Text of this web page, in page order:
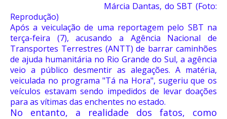
Márcia Dantas, do SBT (Foto:
Reprodução)
Após a veiculação de uma reportagem pelo SBT na
terça-feira (7), acusando a Agência Nacional de
Transportes Terrestres (ANTT) de barrar caminhões
de ajuda humanitária no Rio Grande do Sul, a agência
veio a público desmentir as alegações. A matéria,
veiculada no programa "Tá na Hora", sugeriu que os
veículos estavam sendo impedidos de levar doações
para as vítimas das enchentes no estado.
No entanto, a realidade dos fatos, como